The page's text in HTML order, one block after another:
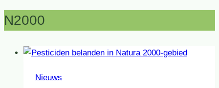
N2000
Nieuws